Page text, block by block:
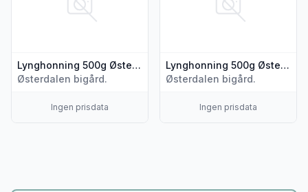
Lynghonning 500g Østerdalen
Østerdalen bigård.
Ingen prisdata
Lynghonning 500g Østerdalen
Østerdalen bigård.
Ingen prisdata